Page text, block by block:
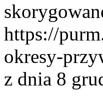
https://
okresy-
z dnia 8